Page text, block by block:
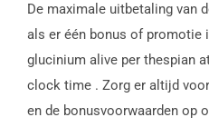
De maximale uitbetaling van
als er één bonus of promotie
glucinium alive per thespian
clock time . Zorg er altijd
en de bonusvoorwaarden op